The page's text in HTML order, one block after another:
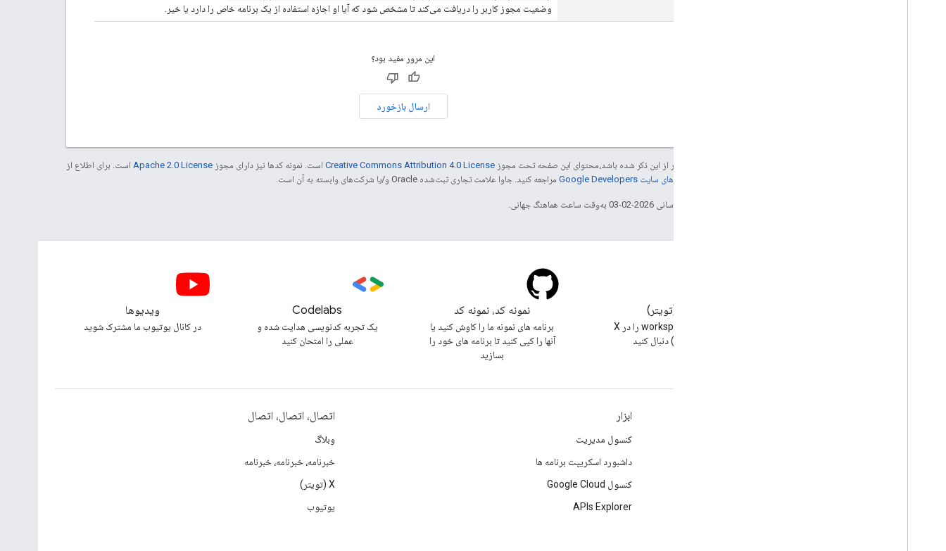
وضعیت مجوز کاربر را دریافت می‌کند تا مشخص شود که آیا او اجازه استفاده از یک برنامه خاص را دارد یا خیر.
این مرور مفید بود؟
ارسال بازخورد
جز در مواردی که غیر از این ذکر شده باشد،‌محتوای این صفحه تحت مجوز Creative Commons Attribution 4.0 License است. نمونه کدها نیز دارای مجوز Apache 2.0 License است. برای اطلاع از
خطمشی‌های سایت Google Developers‏ مراجعه کنید. جاوا علامت تجاری ثبت‌شده Oracle و/یا شرکت‌های وابسته به آن است.
تاریخ آخرین به‌روزرسانی 2026-02-03 به‌وقت ساعت هماهنگ جهانی.
@workspacedevs را در X
(توئیتر) دنبال کنید
نمونه کد، نمونه کد
برنامه های نمونه ما را کاوش کنید یا
آنها را کپی کنید تا برنامه های خود را
بسازید
Codelabs
یک تجربه کدنویسی هدایت شده و
عملی را امتحان کنید
ویدیوها
در کانال یوتیوب ما مشترک شوید
ابزار
کنسول مدیریت
داشبورد اسکریپت برنامه ها
کنسول Google Cloud
APIs Explorer
اتصال، اتصال، اتصال
وبلاگ
خبرنامه، خبرنامه، خبرنامه
X (تویتر)
یوتیوب